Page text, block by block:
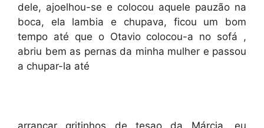
dele, ajoelhou-se e colocou aquele pauzão na
boca, ela lambia e chupava, ficou um bom
tempo até que o Otavio colocou-a no sofá ,
abriu bem as pernas da minha mulher e passou
a chupar-la até
arrancar gritinhos de tesao da Márcia, eu